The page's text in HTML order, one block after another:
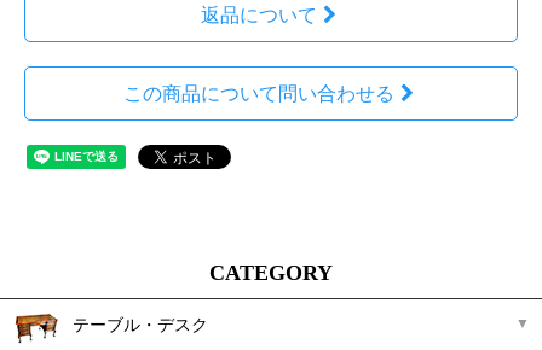
返品について
この商品について問い合わせる
CATEGORY
テーブル・デスク